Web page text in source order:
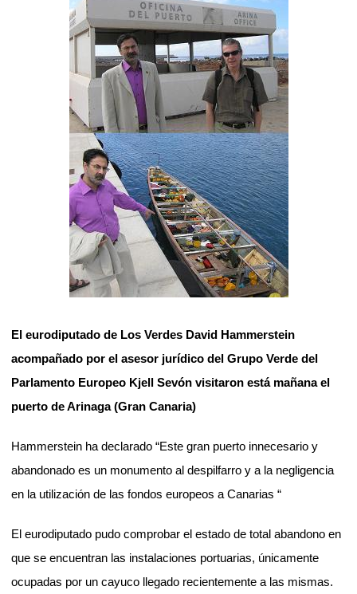
El eurodiputado de Los Verdes David Hammerstein
acompañado por el asesor jurídico del Grupo Verde del
Parlamento Europeo Kjell Sevón visitaron está mañana el
puerto de Arinaga (Gran Canaria)
Hammerstein ha declarado “Este gran puerto innecesario y
abandonado es un monumento al despilfarro y a la negligencia
en la utilización de las fondos europeos a Canarias “
El eurodiputado pudo comprobar el estado de total abandono en
que se encuentran las instalaciones portuarias, únicamente
ocupadas por un cayuco llegado recientemente a las mismas.